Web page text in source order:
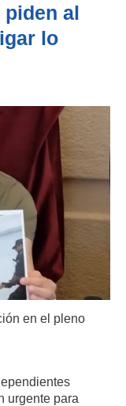
piden al
lo
en el pleno
urgente para